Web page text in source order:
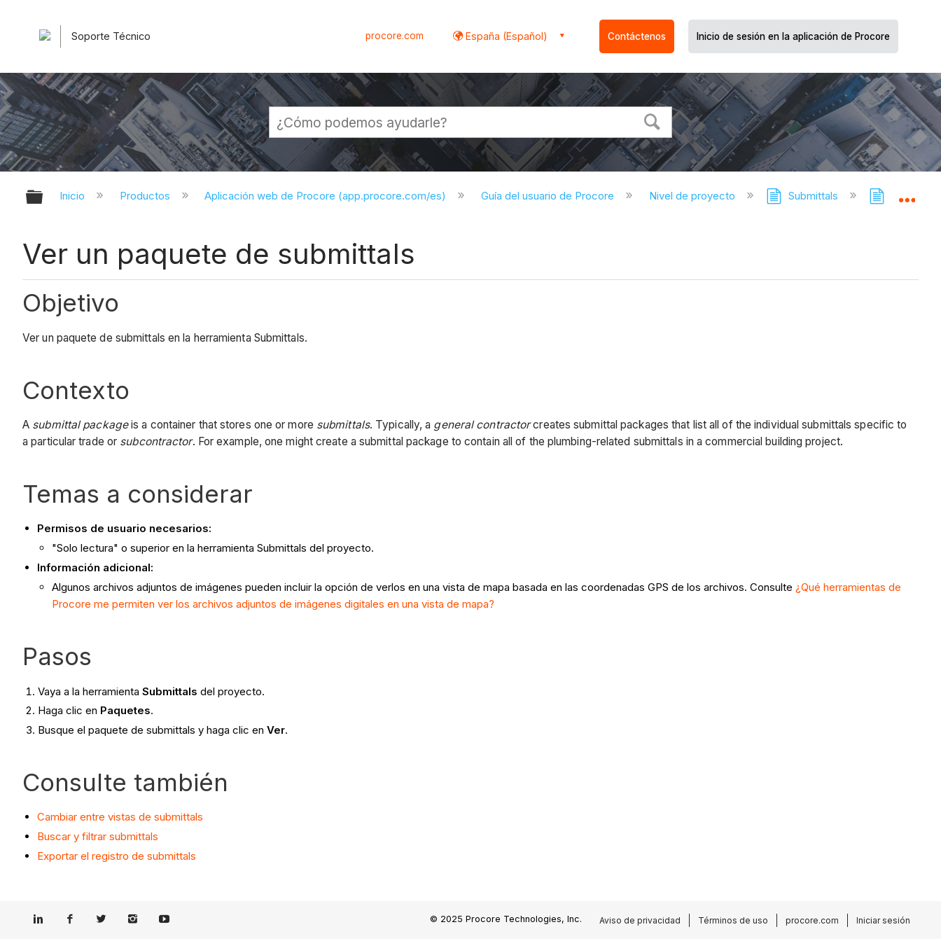
Soporte Técnico procore.com España (Español) Contáctenos Inicio de sesión en la aplicación de Procore
Expandir/contraer jerarquía global
Inicio Productos Aplicación web de Procore (app.procore.com/es) Guía del usuario de Procore Nivel de proyecto Submittals
Ver un paquete de submittals
Objetivo
Ver un paquete de submittals en la herramienta Submittals.
Contexto
A submittal packageis a container that stores one or more submittals. Typically, a general contractorcreates submittal packages that list all of the individual submittals specific to
a particular trade or subcontractor. For example, one might create a submittal package to contain all of the plumbing-related submittals in a commercial building project.
Temas a considerar
Permisos de usuario necesarios:
"Solo lectura" o superior en la herramienta Submittals del proyecto.
Información adicional:
Algunos archivos adjuntos de imágenes pueden incluir la opción de verlos en una vista de mapa basada en las coordenadas GPS de los archivos. Consulte ¿Qué herramientas de
Procore me permiten ver los archivos adjuntos de imágenes digitales en una vista de mapa?
Pasos​
Vaya a la herramientaSubmittals del proyecto.
Haga clic en Paquetes.
Busque el paquete de submittals y haga clic enVer.
Consulte también
Cambiar entre vistas de submittals
Buscar y filtrar submittals
Exportar el registro de submittals
© 2025 Procore Technologies, Inc. Aviso de privacidad Términos de uso procore.com Iniciar sesión